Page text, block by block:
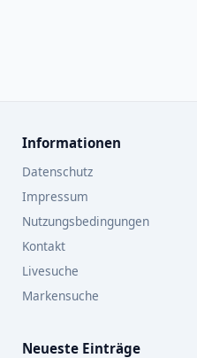
Informationen
Datenschutz
Impressum
Nutzungsbedingungen
Kontakt
Livesuche
Markensuche
Neueste Einträge